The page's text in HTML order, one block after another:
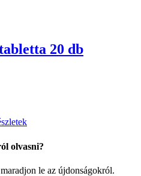
20 db
olvasni?
le az újdonságokról.